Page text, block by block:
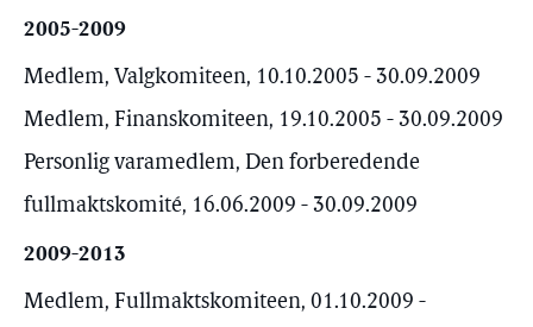
2005-2009
Medlem, Valgkomiteen, 10.10.2005 - 30.09.2009
Medlem, Finanskomiteen, 19.10.2005 - 30.09.2009
Personlig varamedlem, Den forberedende
fullmaktskomité, 16.06.2009 - 30.09.2009
2009-2013
Medlem, Fullmaktskomiteen, 01.10.2009 -